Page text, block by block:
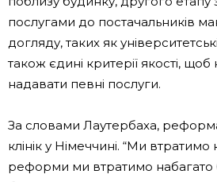
послугами до постачальників
догляду, таких як
також єдині критерії якості, щоб
надавати певні послуги.
За словами Лаутербаха,
клінік у Німеччині. “Ми втратимо
реформи ми втратимо набагато